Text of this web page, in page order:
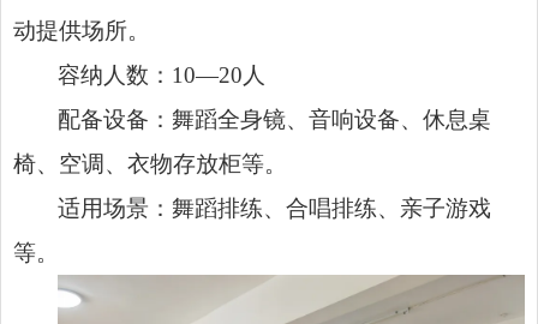
动提供场所。
容纳人数：10—20人
配备设备：舞蹈全身镜、音响设备、休息桌
椅、空调、衣物存放柜等。
适用场景：舞蹈排练、合唱排练、亲子游戏
等。